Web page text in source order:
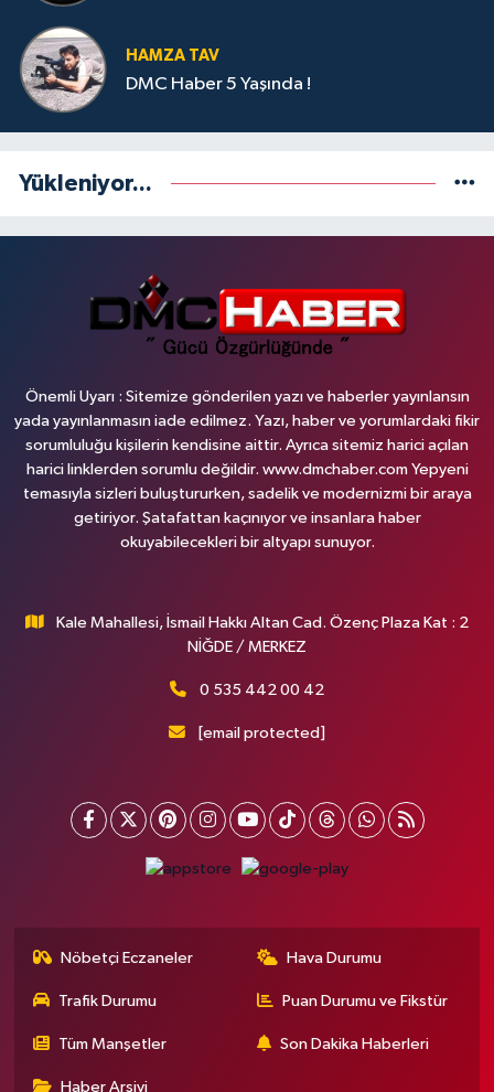
HAMZA TAV
DMC Haber 5 Yaşında !
Yükleniyor...
Önemli Uyarı : Sitemize gönderilen yazı ve haberler yayınlansın
yada yayınlanmasın iade edilmez. Yazı, haber ve yorumlardaki fikir
sorumluluğu kişilerin kendisine aittir. Ayrıca sitemiz harici açılan
harici linklerden sorumlu değildir. www.dmchaber.com Yepyeni
temasıyla sizleri buluştururken, sadelik ve modernizmi bir araya
getiriyor. Şatafattan kaçınıyor ve insanlara haber
okuyabilecekleri bir altyapı sunuyor.
Kale Mahallesi, İsmail Hakkı Altan Cad. Özenç Plaza Kat : 2
NİĞDE / MERKEZ
0 535 442 00 42
[email protected]
Nöbetçi Eczaneler Hava Durumu
Trafik Durumu Puan Durumu ve Fikstür
Tüm Manşetler Son Dakika Haberleri
Haber Arşivi